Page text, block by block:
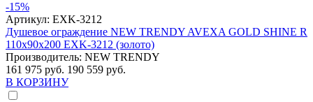
-15%
Артикул: EXK-3212
Душевое ограждение NEW TRENDY AVEXA GOLD SHINE R
110x90x200 EXK-3212 (золото)
Производитель: NEW TRENDY
161 975 руб. 190 559 руб.
В КОРЗИНУ